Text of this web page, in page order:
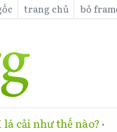
trang chủ bỏ
cải như thế nào? ·